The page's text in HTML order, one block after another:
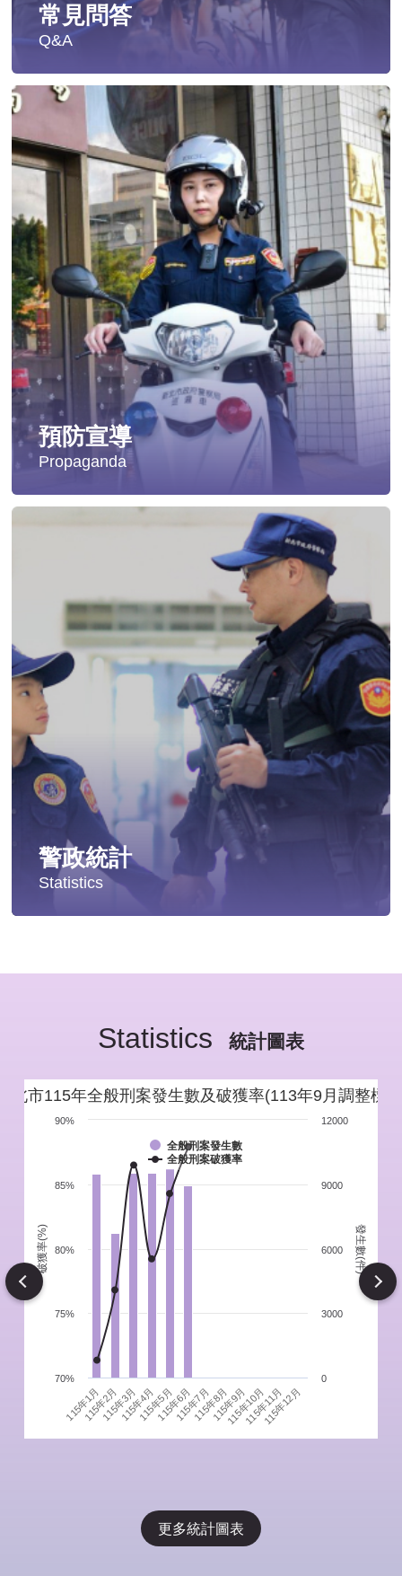
常見問答
Q&A
遭受性侵害時，可向哪些單位求助？
發生性侵害案件後，我可以請社工陪同嗎?
發生性侵害案件後，我需要去驗傷嗎?
遇到性騷擾案件之處理？
當你遭受到家庭暴力時該如何處理？
如何執行家庭暴力加害人訪查、訪查對象及期間為何?
預防宣導
Propaganda
影音專區
交通安全
警政統計
Statistics
新北市重要警政統計指標
警政性別統計
警政統計通報
警政統計懶人包
Statistics 統計圖表
破獲率(%) 發生數(件)
北市115年全般刑案發生數及破獲率(113年9月調整標
全般刑案發生數
全般刑案破獲率
115年1月
115年2月115年3月115年4月115年5月115年6月115年7月115年8月115年9月
115年10月
115年11月
115年12月
70%
75%
80%
85%
90%
0
3000
6000
9000
12000
更多統計圖表